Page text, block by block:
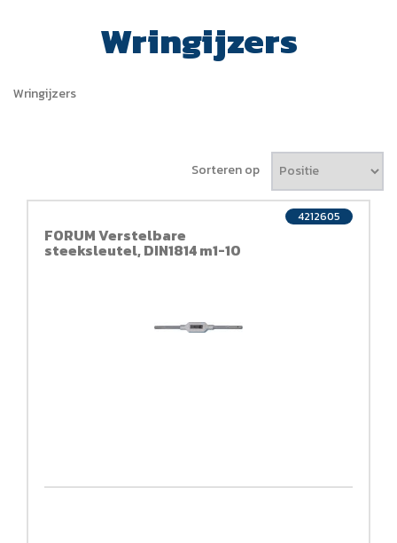
Wringijzers
Wringijzers
Sorteren op
FORUM Verstelbare
steeksleutel, DIN1814 m1-10
4212605